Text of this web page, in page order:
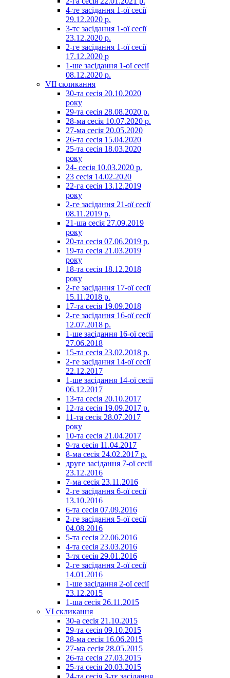
4-те засідання 1-ої сесії
29.12.2020 р.
3-тє засідання 1-ої сесії
23.12.2020 р.
2-ге засідання 1-ої сесії
17.12.2020 р
1-ше засідання 1-ої сесії
08.12.2020 р.
VII скликання
30-та сесія 20.10.2020
року
29-та сесія 28.08.2020 р.
28-ма сесія 10.07.2020 р.
27-ма сесія 20.05.2020
26-та сесія 15.04.2020
25-та сесія 18.03.2020
року
24- сесія 10.03.2020 р.
23 сесія 14.02.2020
22-га сесія 13.12.2019
року
2-ге засідання 21-ої сесії
08.11.2019 р.
21-ша сесія 27.09.2019
року
20-та сесія 07.06.2019 р.
19-та сесія 21.03.2019
року
18-та сесія 18.12.2018
року
2-ге засідання 17-ої сесії
15.11.2018 р.
17-та сесія 19.09.2018
2-ге засідання 16-ої сесії
12.07.2018 р.
1-ше засідання 16-ої сесії
27.06.2018
15-та сесія 23.02.2018 р.
2-ге засідання 14-ої сесії
22.12.2017
1-ше засідання 14-ої сесії
06.12.2017
13-та сесія 20.10.2017
12-та сесія 19.09.2017 р.
11-та сесія 28.07.2017
року
10-та сесія 21.04.2017
9-та сесія 11.04.2017
8-ма сесія 24.02.2017 р.
друге засідання 7-ої сесії
23.12.2016
7-ма сесія 23.11.2016
2-ге засідання 6-ої сесії
13.10.2016
6-та сесія 07.09.2016
2-ге засідання 5-ої сесії
04.08.2016
5-та сесія 22.06.2016
4-та сесія 23.03.2016
3-тя сесія 29.01.2016
2-ге засідання 2-ої сесії
14.01.2016
1-ше засідання 2-ої сесії
23.12.2015
1-ша сесія 26.11.2015
VI скликання
30-а сесія 21.10.2015
29-та сесія 09.10.2015
28-ма сесія 16.06.2015
27-ма сесія 28.05.2015
26-та сесія 27.03.2015
25-та сесія 20.03.2015
24-та сесія 3-тє засідання